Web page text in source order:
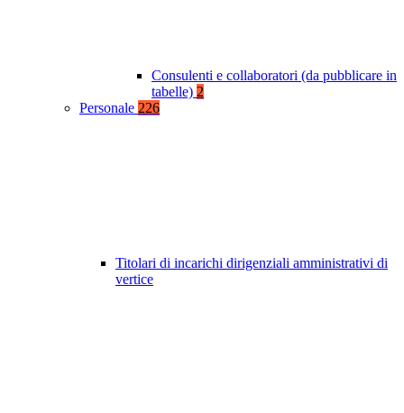
Consulenti e collaboratori (da pubblicare in
tabelle) 2
Personale 226
Titolari di incarichi dirigenziali amministrativi di
vertice